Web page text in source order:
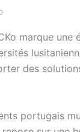
marque
des
portugais